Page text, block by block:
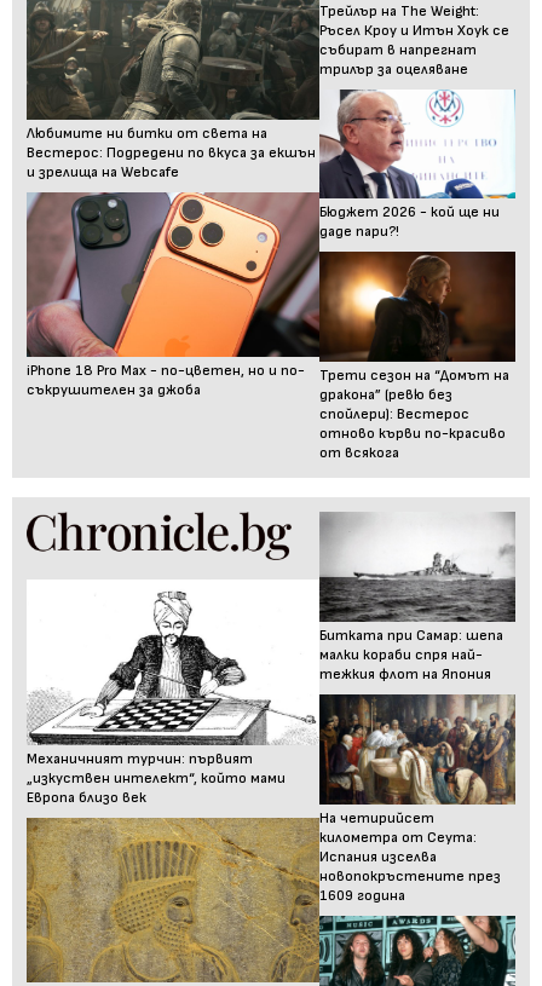
Любимите ни битки от света на
Вестерос: Подредени по вкуса за екшън
и зрелища на Webcafe
iPhone 18 Pro Max - по-цветен, но и по-
съкрушителен за джоба
Трейлър на The Weight:
Ръсел Кроу и Итън Хоук се
събират в напрегнат
трилър за оцеляване
Бюджет 2026 - кой ще ни
даде пари?!
Трети сезон на “Домът на
дракона” (ревю без
спойлери): Вестерос
отново кърви по-красиво
от всякога
Механичният турчин: първият
„изкуствен интелект“, който мами
Европа близо век
Битката при Самар: шепа
малки кораби спря най-
тежкия флот на Япония
На четирийсет
километра от Сеута:
Испания изселва
новопокръстените през
1609 година